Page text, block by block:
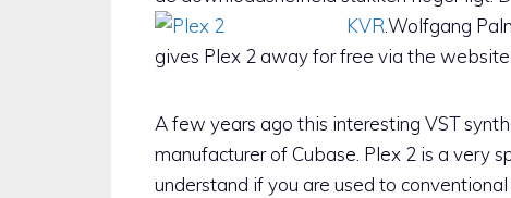
KVR.Wolfgang
gives Plex 2 away for free via the
A few years ago this interesting VST
manufacturer of Cubase. Plex 2 is a very
understand if you are used to